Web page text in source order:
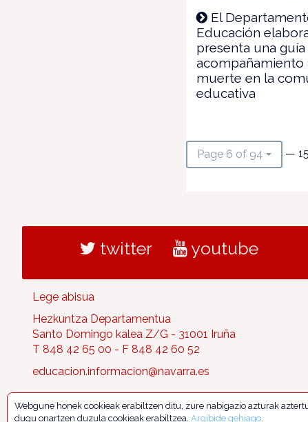
El
Educación
presenta una
acompañamiento
muerte en la
educativa
Page 6 of 94 —
twitter youtube
Lege abisua
Hezkuntza Departamentua
Santo Domingo kalea Z/G - 31001 Iruña
T 848 42 65 00 - F 848 42 60 52
educacion.informacion@navarra.es
Webgune honek cookieak erabiltzen ditu, zure nabigazio azturak
dugu onartzen duzula cookieak erabiltzea. Argibide gehiago.